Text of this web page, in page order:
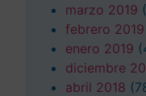
marzo 2019
febrero 2019
enero 2019
diciembre
abril 2018